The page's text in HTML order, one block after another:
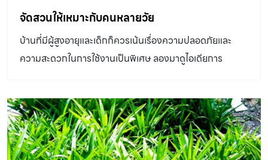
จัดสวนให้เหมาะกับคนหลายวัย
บ้านที่มีผู้สูงอายุและเด็กก็ควรเน้นเรื่องความปลอดภัยและ
ความสะดวกในการใช้งานเป็นพิเศษ ลองมาดูไอเดียการ
กัน